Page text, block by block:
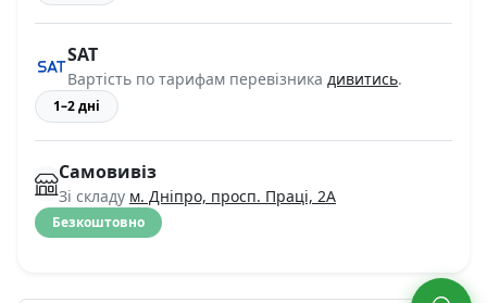
SAT
Вартість по тарифам перевізника дивитись.
1–2 дні
Самовивіз
Зі складу м. Дніпро, просп. Праці, 2А
Безкоштовно